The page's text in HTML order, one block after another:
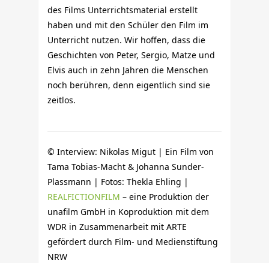
des Films Unterrichtsmaterial erstellt
haben und mit den Schüler den Film im
Unterricht nutzen. Wir hoffen, dass die
Geschichten von Peter, Sergio, Matze und
Elvis auch in zehn Jahren die Menschen
noch berühren, denn eigentlich sind sie
zeitlos.
© Interview: Nikolas Migut | Ein Film von
Tama Tobias-Macht & Johanna Sunder-
Plassmann | Fotos: Thekla Ehling |
REALFICTIONFILM – eine Produktion der
unafilm GmbH in Koproduktion mit dem
WDR in Zusammenarbeit mit ARTE
gefördert durch Film- und Medienstiftung
NRW